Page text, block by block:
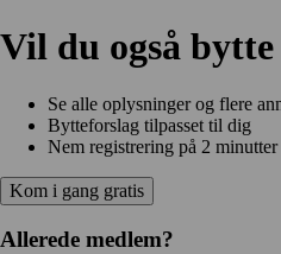
Vil du også
Se alle oplysninger og flere
Bytteforslag tilpasset til dig
Nem registrering på 2 minutter
Kom i gang gratis
Allerede medlem?